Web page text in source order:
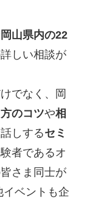
岡山県内の22
しい相談が
でなく、岡
のコツや相
しするセミ
者であるオ
さま同士が
イベントも企